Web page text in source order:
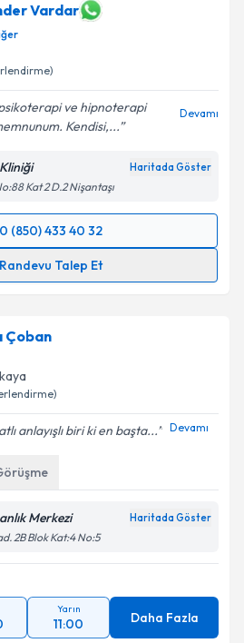
Vardar
ve hipnoterapi
Kendisi,...
Devamı
Haritada Göster
Kat 2 D.2 Nişantaşı
0 (850) 433 40 32
Randevu Talep Et
Talebi
e-posta ile bilgilendireceğiz.
ve kişisel verilerimin belirtilen
Çoban
anlayışlı biri ki en başta... Devamı
Merkezi Haritada Göster
2B Blok Kat:4 No:5
Yarın
11:00 Daha Fazla